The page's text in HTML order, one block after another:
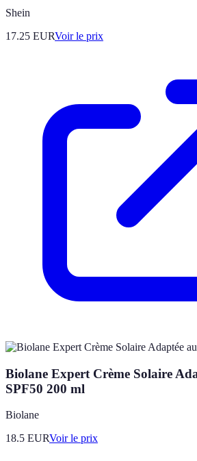
Shein
17.25 EURVoir le prix
Biolane Expert Crème Solaire
SPF50 200 ml
Biolane
18.5 EURVoir le prix